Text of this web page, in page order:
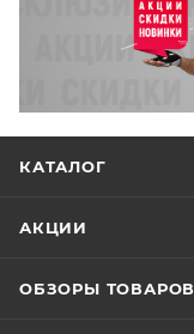
КАТАЛОГ
АКЦИИ
ОБЗОРЫ ТОВАРОВ